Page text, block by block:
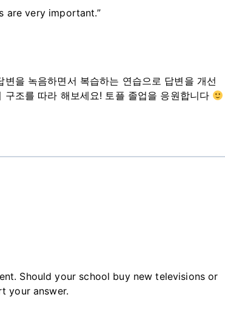
are very important.”
을 녹음하면서 복습하는 연습으로 답변을 개선
조를 따라 해보세요! 토플 졸업을 응원합니다
Should your school buy new televisions or
your answer.